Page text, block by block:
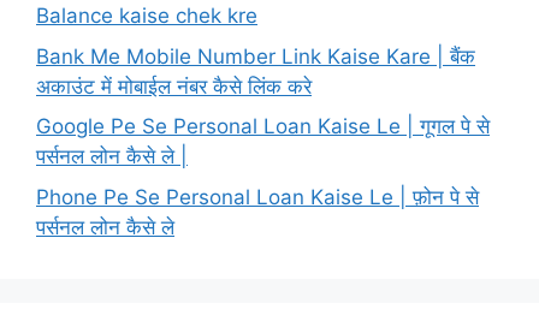
Balance kaise chek kre
Bank Me Mobile Number Link Kaise Kare | बैंक
अकाउंट में मोबाईल नंबर कैसे लिंक करे
Google Pe Se Personal Loan Kaise Le | गूगल पे से
पर्सनल लोन कैसे ले |
Phone Pe Se Personal Loan Kaise Le | फ़ोन पे से
पर्सनल लोन कैसे ले